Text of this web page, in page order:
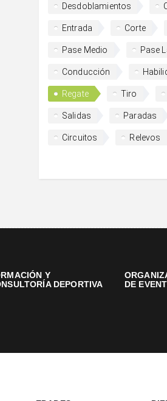
Desdoblamientos
Entrada Corte
Pase Medio Pase
Conducción
Regate Tiro
Salidas Paradas
Circuitos Relevos
Y
DEPORTIVA
DE